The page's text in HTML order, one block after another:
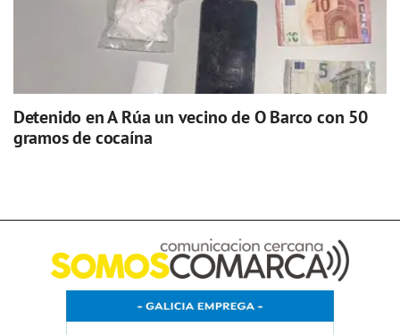
Detenido en A Rúa un vecino de O Barco con 50
gramos de cocaína